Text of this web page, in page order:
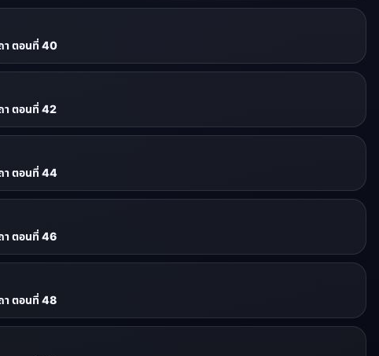
า ตอนที่ 40
า ตอนที่ 42
า ตอนที่ 44
า ตอนที่ 46
า ตอนที่ 48